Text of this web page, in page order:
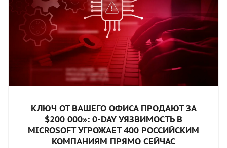
КЛЮЧ ОТ ВАШЕГО ОФИСА ПРОДАЮТ ЗА
$200 000»: 0-DAY УЯЗВИМОСТЬ В
MICROSOFT УГРОЖАЕТ 400 РОССИЙСКИМ
КОМПАНИЯМ ПРЯМО СЕЙЧАС